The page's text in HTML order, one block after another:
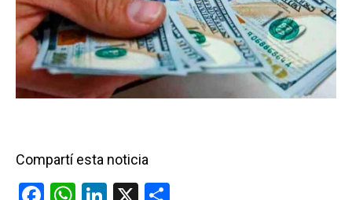
Compartí esta noticia